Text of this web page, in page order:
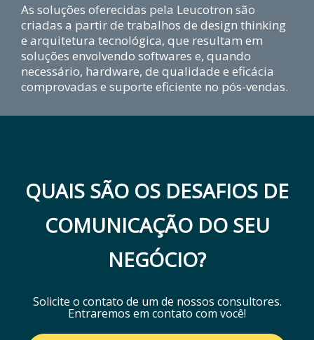
As soluções oferecidas pela Leucotron são
criadas a partir de trabalhos de design thinking
e arquitetura tecnológica, que resultam em
soluções envolvendo softwares e, quando
necessário, hardware, de qualidade e eficácia
comprovadas e suporte eficiente no pós-vendas.
QUAIS SÃO OS DESAFIOS DE
COMUNICAÇÃO DO SEU
NEGÓCIO?
Solicite o contato de um de nossos consultores.
Entraremos em contato com você!